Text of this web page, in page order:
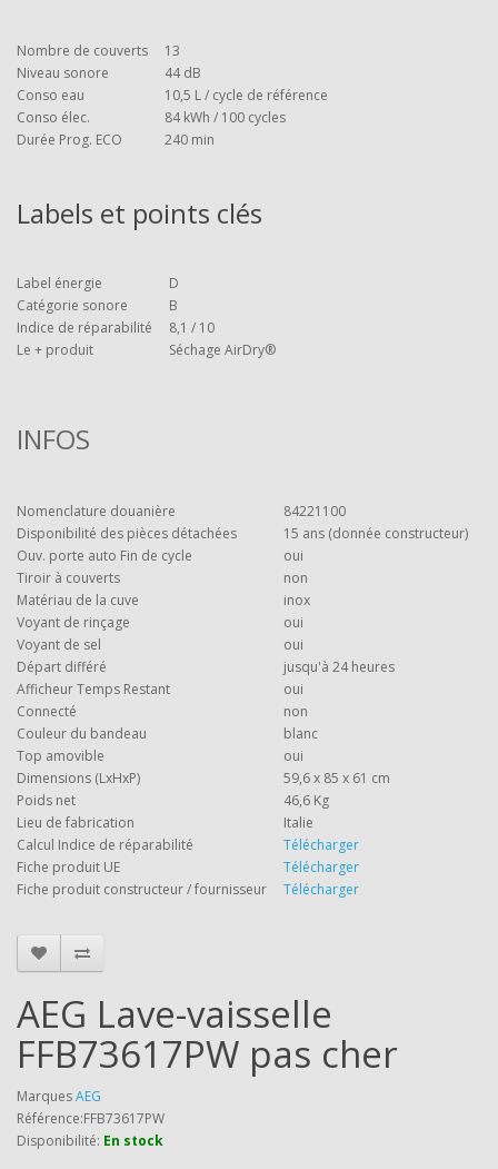
Nombre de couverts 13
Niveau sonore
44 dB
Conso eau
10,5 L / cycle de référence
Conso élec.
84 kWh / 100 cycles
Durée Prog. ECO
240 min
Labels et points clés
Label énergie
D
Catégorie sonore
B
Indice de réparabilité 8,1 / 10
Le + produit
Séchage AirDry®
INFOS
Nomenclature douanière
84221100
Disponibilité des pièces détachées
15 ans (donnée constructeur)
Ouv. porte auto Fin de cycle
oui
Tiroir à couverts
non
Matériau de la cuve
inox
Voyant de rinçage
oui
Voyant de sel
oui
Départ différé
jusqu'à 24 heures
Afficheur Temps Restant
oui
Connecté
non
Couleur du bandeau
blanc
Top amovible
oui
Dimensions (LxHxP)
59,6 x 85 x 61 cm
Poids net
46,6 Kg
Lieu de fabrication
Italie
Calcul Indice de réparabilité
Télécharger
Fiche produit UE
Télécharger
Fiche produit constructeur / fournisseur Télécharger
AEG Lave-vaisselle
FFB73617PW pas cher
MarquesAEG
Référence:FFB73617PW
Disponibilité: En stock